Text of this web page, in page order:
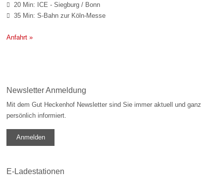
 20 Min: ICE - Siegburg / Bonn
 35 Min: S-Bahn zur Köln-Messe
Anfahrt »
Newsletter Anmeldung
Mit dem Gut Heckenhof Newsletter sind Sie immer aktuell und ganz
persönlich informiert.
Anmelden
E-Ladestationen